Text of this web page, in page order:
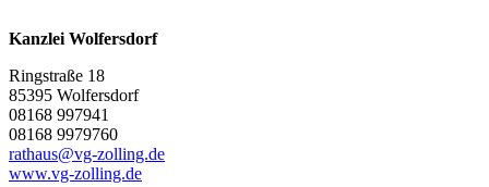
Kanzlei Wolfersdorf
Ringstraße 18
85395 Wolfersdorf
08168 997941
08168 9979760
rathaus@vg-zolling.de
www.vg-zolling.de